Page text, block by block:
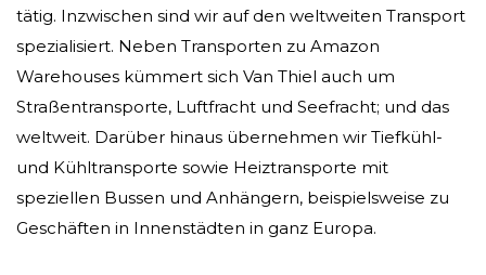
tätig. Inzwischen sind wir auf den weltweiten Transport
spezialisiert. Neben Transporten zu Amazon
Warehouses kümmert sich Van Thiel auch um
Straßentransporte, Luftfracht und Seefracht; und das
weltweit. Darüber hinaus übernehmen wir Tiefkühl-
und Kühltransporte sowie Heiztransporte mit
speziellen Bussen und Anhängern, beispielsweise zu
Geschäften in Innenstädten in ganz Europa.